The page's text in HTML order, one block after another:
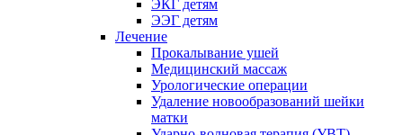
ЭКГ детям
ЭЭГ детям
Лечение
Прокалывание ушей
Медицинский массаж
Урологические операции
Удаление новообразований шейки
матки